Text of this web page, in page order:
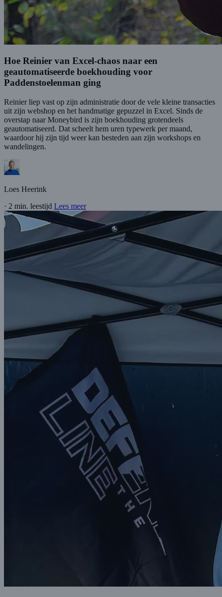
Hoe Reinier van Excel-chaos naar een
geautomatiseerde boekhouding voor
Paddenstoelenman ging
Reinier liep vast op zijn administratie door de vele kleine transacties
uit zijn webshop en het handmatige gepuzzel in Excel. Sinds de
overstap naar Moneybird is zijn boekhouding grotendeels
geautomatiseerd. Dat scheelt hem uren typewerk per maand,
waardoor hij zijn tijd weer kan besteden aan zijn workshops en
wandelingen.
Loes Heerink
· 2 min. leestijd Lees meer